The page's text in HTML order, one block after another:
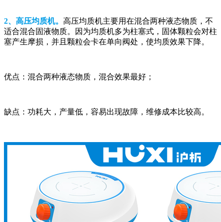
2、高压均质机。 高压均质机主要用在混合两种液态物质，不
适合混合固液物质。因为均质机多为柱塞式，固体颗粒会对柱
塞产生摩损，并且颗粒会卡在单向阀处，使均质效果下降。
优点：混合两种液态物质，混合效果最好；
缺点：功耗大，产量低，容易出现故障，维修成本比较高。